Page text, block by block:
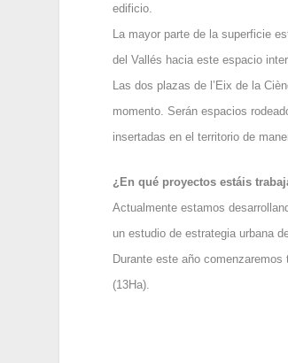
edificio.
La mayor parte de la superficie
del Vallés hacia este espacio
Las dos plazas de l’Eix de la
momento. Serán espacios
insertadas en el territorio de
¿En qué proyectos estáis
Actualmente estamos
un estudio de estrategia urbana
Durante este año
(13Ha).